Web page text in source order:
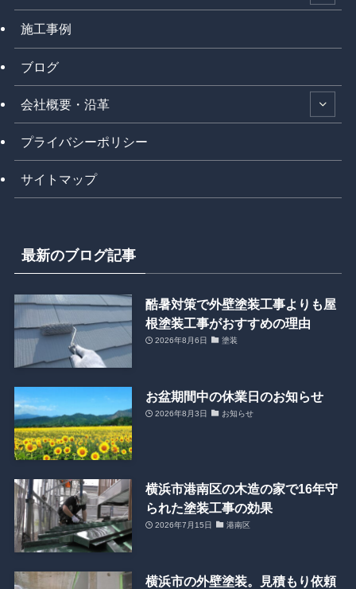
施工事例
ブログ
会社概要・沿革
プライバシーポリシー
サイトマップ
最新のブログ記事
酷暑対策で外壁塗装工事よりも屋
根塗装工事がおすすめの理由
2026年8月6日 塗装
お盆期間中の休業日のお知らせ
2026年8月3日 お知らせ
横浜市港南区の木造の家で16年守
られた塗装工事の効果
2026年7月15日 港南区
横浜市の外壁塗装。見積もり依頼